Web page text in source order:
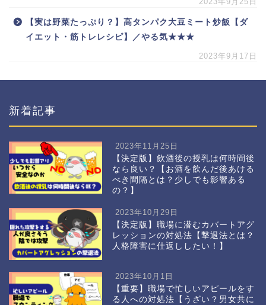
【実は野菜たっぷり？】高タンパク大豆ミート炒飯【ダ
イエット・筋トレレシピ】／やる気★★★
2023年9月17日
新着記事
2023年11月25日
【決定版】飲酒後の授乳は何時間後
なら良い？【お酒を飲んだ後あける
べき間隔とは？少しでも影響ある
の？】
2023年10月29日
【決定版】職場に潜むカバートアグ
レッションの対処法【撃退法とは？
人格障害に仕返ししたい！】
2023年10月1日
【重要】職場で忙しいアピールをす
る人への対処法【うざい？男女共に